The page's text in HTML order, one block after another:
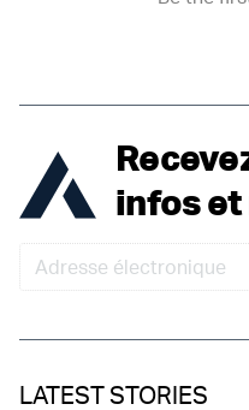
infos et
LATEST STORIES